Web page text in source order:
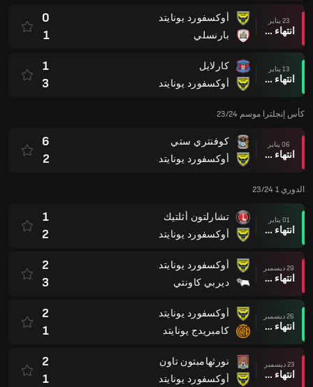
23 يناير
انتهاء وقت المباراة
أوكسفورد يونايتد
بارنسلي
0
1
13 يناير
انتهاء وقت المباراة
كارلايل
أوكسفورد يونايتد
1
3
كأس إنجلترا موسم 23/24
06 يناير
انتهاء وقت المباراة
كوفنتري ستي
أوكسفورد يونايتد
6
2
الدوري 1 23/24
01 يناير
انتهاء وقت المباراة
تشارلتون أثلتيك
أوكسفورد يونايتد
1
2
29 ديسمبر
انتهاء وقت المباراة
أوكسفورد يونايتد
ديربي كاونتي
2
3
26 ديسمبر
انتهاء وقت المباراة
أوكسفورد يونايتد
كامبريدج يونايتد
2
1
23 ديسمبر
انتهاء وقت المباراة
نورثهامبتون تاون
أوكسفورد يونايتد
2
1